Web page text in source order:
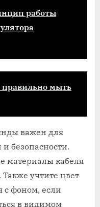
работы
правильно мыть
важен для
безопасности.
материалы кабеля
учтите цвет
с фоном, если
в видимом